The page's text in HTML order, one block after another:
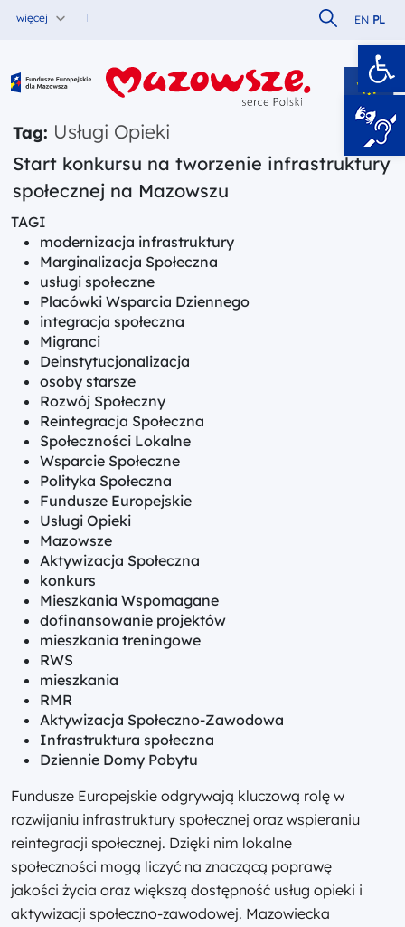
więcej Szukaj w
EN PL
Fundusze Europejskie dla Mazowsza
Tag: Usługi Opieki
Start konkursu na tworzenie infrastruktury
społecznej na Mazowszu
TAGI
modernizacja infrastruktury
Marginalizacja Społeczna
usługi społeczne
Placówki Wsparcia Dziennego
integracja społeczna
Migranci
Deinstytucjonalizacja
osoby starsze
Rozwój Społeczny
Reintegracja Społeczna
Społeczności Lokalne
Wsparcie Społeczne
Polityka Społeczna
Fundusze Europejskie
Usługi Opieki
Mazowsze
Aktywizacja Społeczna
konkurs
Mieszkania Wspomagane
dofinansowanie projektów
mieszkania treningowe
RWS
mieszkania
RMR
Aktywizacja Społeczno-Zawodowa
Infrastruktura społeczna
Dziennie Domy Pobytu
Fundusze Europejskie odgrywają kluczową rolę w
rozwijaniu infrastruktury społecznej oraz wspieraniu
reintegracji społecznej. Dzięki nim lokalne
społeczności mogą liczyć na znaczącą poprawę
jakości życia oraz większą dostępność usług opieki i
aktywizacji społeczno-zawodowej. Mazowiecka